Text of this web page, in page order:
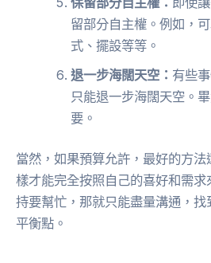
留部分自主權。例如，
式、擺設等等。
退一步海闊天空： 有些
只能退一步海闊天空。
要。
當然，如果預算允許，最好的方
樣才能完全按照自己的喜好和需
持要幫忙，那就只能盡量溝通，
平衡點。